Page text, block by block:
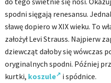
spodni sięgają renesansu.
sławę dopiero w XIX wieku. To
założył Levi Strauss. Najpierw
dziewcząt dałoby się wówczas
oryginalnych spodni. Później
kurtki, koszule i spódnice.